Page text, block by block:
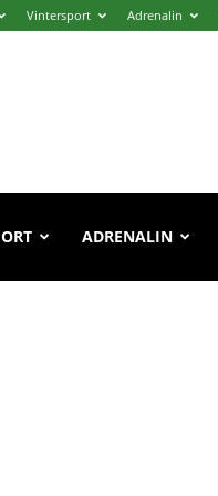
Vintersport Adrenalin
ADRENALIN